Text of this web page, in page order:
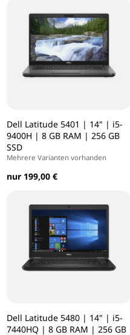
Dell Latitude 5401 | 14" | i5-
9400H | 8 GB RAM | 256 GB
SSD
Mehrere Varianten vorhanden
nur 199,00 €
Dell Latitude 5480 | 14" | i5-
7440HQ | 8 GB RAM | 256 GB